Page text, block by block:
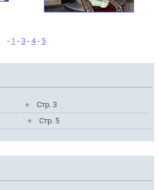
- 1 - 3- 4- 5
Стр. 3
Стр. 5